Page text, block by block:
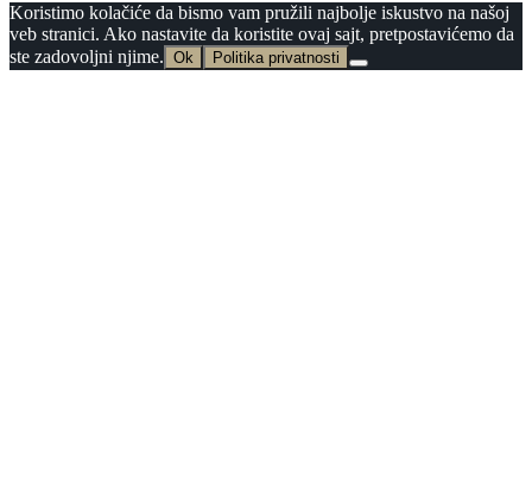
Koristimo kolačiće da bismo vam pružili najbolje iskustvo na našoj
veb stranici. Ako nastavite da koristite ovaj sajt, pretpostavićemo da
ste zadovoljni njime. Ok Politika privatnosti